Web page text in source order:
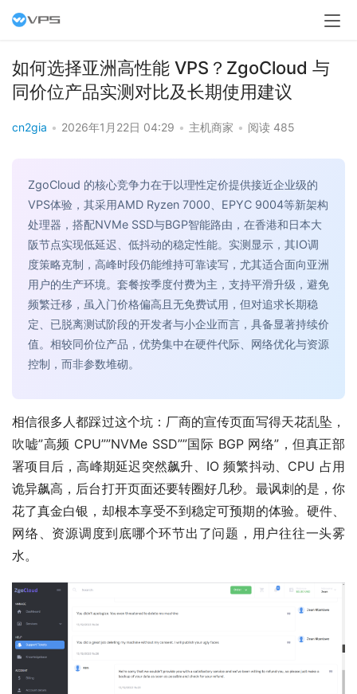
如何选择亚洲高性能 VPS？ZgoCloud 与
同价位产品实测对比及长期使用建议
cn2gia • 2026年1月22日 04:29 • 主机商家 • 阅读 485
ZgoCloud 的核心竞争力在于以理性定价提供接近企业级的
VPS体验，其采用AMD Ryzen 7000、EPYC 9004等新架构
处理器，搭配NVMe SSD与BGP智能路由，在香港和日本大
阪节点实现低延迟、低抖动的稳定性能。实测显示，其IO调
度策略克制，高峰时段仍能维持可靠读写，尤其适合面向亚洲
用户的生产环境。套餐按季度付费为主，支持平滑升级，避免
频繁迁移，虽入门价格偏高且无免费试用，但对追求长期稳
定、已脱离测试阶段的开发者与小企业而言，具备显著持续价
值。相较同价位产品，优势集中在硬件代际、网络优化与资源
控制，而非参数堆砌。
相信很多人都踩过这个坑：厂商的宣传页面写得天花乱坠，
吹嘘”高频 CPU””NVMe SSD””国际 BGP 网络”，但真正部
署项目后，高峰期延迟突然飙升、IO 频繁抖动、CPU 占用
诡异飙高，后台打开页面还要转圈好几秒。最讽刺的是，你
花了真金白银，却根本享受不到稳定可预期的体验。硬件、
网络、资源调度到底哪个环节出了问题，用户往往一头雾
水。